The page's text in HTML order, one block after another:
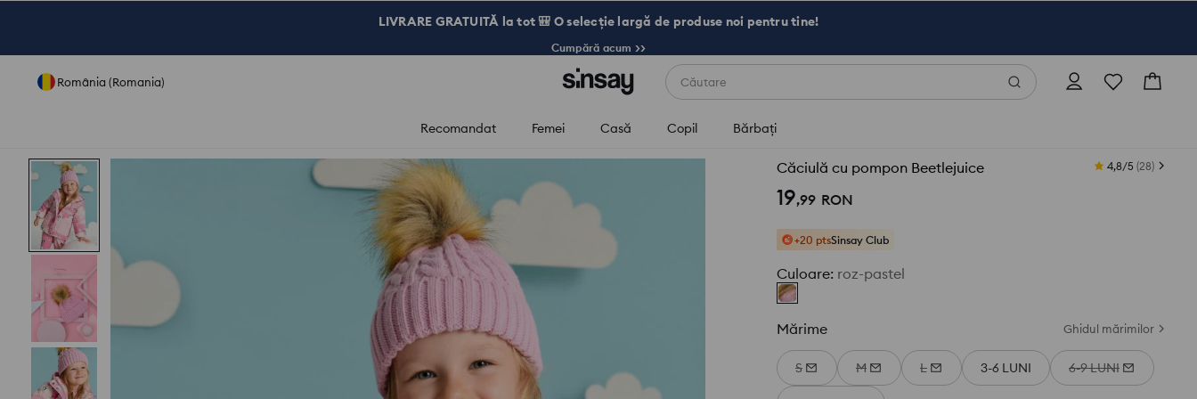
LIVRARE GRATUITĂ la tot 🎒 O selecție largă de produse noi pentru tine!
Cumpără acum >>
România (Romania) Căutare
Recomandat Femei Casă Copil Bărbaţi
Căciulă cu pompon Beetlejuice 4,8/5 (28)
19,99 RON
+20 ptsSinsay Club
Culoare: roz-pastel
Mărime Ghidul mărimilor
S M L 3-6 LUNI 6-9 LUNI